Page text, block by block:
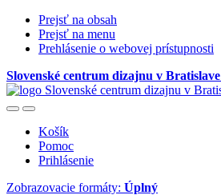
Prejsť na obsah
Prejsť na menu
Prehlásenie o webovej prístupnosti
Slovenské centrum dizajnu v Bratislave
Košík
Pomoc
Prihlásenie
Zobrazovacie formáty: Úplný